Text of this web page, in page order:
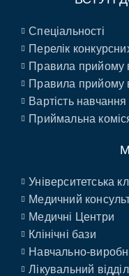
Спеціальності
Перелік
Правила прийому
Правила прийому
Вартість навчання
Приймальна
Університетська
Медичний
Медичні Центри
Клінічні бази
Навчально-
Лікувальний відділ